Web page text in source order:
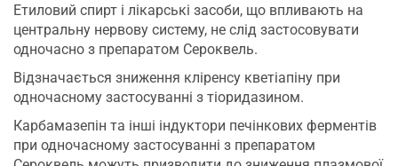
Етиловий спирт і лікарські засоби, що впливають на
центральну нервову систему, не слід застосовувати
одночасно з препаратом Сероквель.
Відзначається зниження кліренсу кветіапіну при
одночасному застосуванні з тіоридазином.
Карбамазепін та інші індуктори печінкових ферментів
при одночасному застосуванні з препаратом